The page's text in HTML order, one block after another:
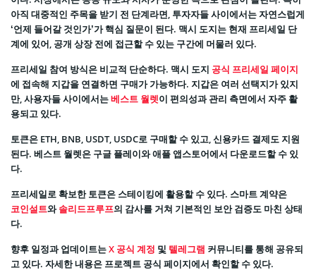
아직 대중적인 주목을 받기 전 단계라면, 투자자들 사이에서는 자연스럽게
‘언제 들어갈 것인가’가 핵심 질문이 된다. 맥시 도지는 현재 프리세일 단
계에 있어, 공개 상장 전에 접근할 수 있는 구간에 머물러 있다.
프리세일 참여 방식은 비교적 단순하다. 맥시 도지 공식 프리세일 페이지
에 접속해 지갑을 연결하면 구매가 가능하다. 지갑은 여러 선택지가 있지
만, 사용자들 사이에서는베스트 월렛이 편의성과 관리 측면에서 자주 활
용되고 있다.
토큰은 ETH, BNB, USDT, USDC로 구매할 수 있고, 신용카드 결제도 지원
된다. 베스트 월렛은 구글 플레이와 애플 앱스토어에서 다운로드할 수 있
다.
프리세일로 확보한 토큰은 스테이킹에 활용할 수 있다. 스마트 계약은
코인설트와솔리드프루프의 감사를 거쳐 기본적인 보안 검증도 마친 상태
다.
향후 일정과 업데이트는X 공식 계정 및 텔레그램 커뮤니티를 통해 공유되
고 있다. 자세한 내용은 프로젝트 공식 페이지에서 확인할 수 있다.